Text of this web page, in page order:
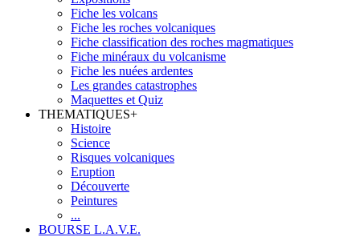
Fiche les volcans
Fiche les roches volcaniques
Fiche classification des roches magmatiques
Fiche minéraux du volcanisme
Fiche les nuées ardentes
Les grandes catastrophes
Maquettes et Quiz
THEMATIQUES+
Histoire
Science
Risques volcaniques
Eruption
Découverte
Peintures
...
BOURSE L.A.V.E.